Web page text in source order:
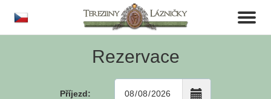
Toggle
Rezervace
Příjezd: